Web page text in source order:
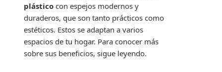
plástico con espejos modernos y
duraderos, que son tanto prácticos como
estéticos. Estos se adaptan a varios
espacios de tu hogar. Para conocer más
sobre sus beneficios, sigue leyendo.